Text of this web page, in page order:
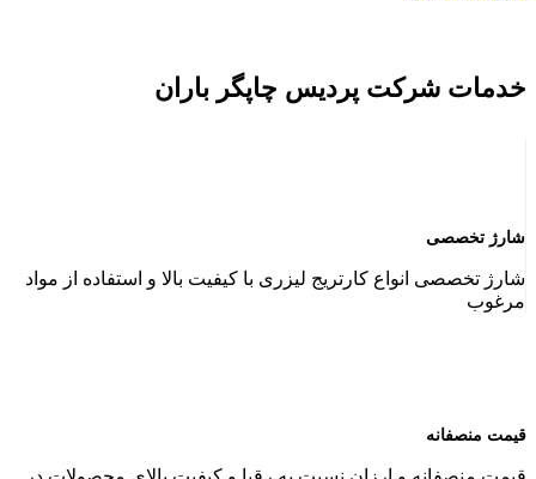
خدمات شرکت پردیس چاپگر باران
شارژ تخصصی
شارژ تخصصی انواع کارتریج لیزری با کیفیت بالا و استفاده از مواد
مرغوب
قیمت منصفانه